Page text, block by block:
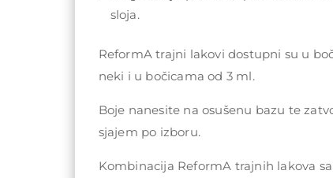
sloja.
ReformA trajni lakovi dostupni su u
neki i u bočicama od 3 ml.
Boje nanesite na osušenu bazu te
sjajem po izboru.
Kombinacija ReformA trajnih lakova